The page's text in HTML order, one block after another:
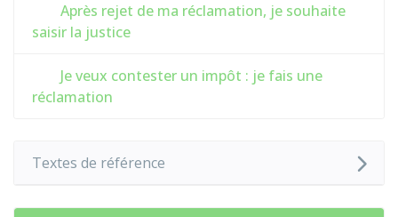
Après rejet de ma réclamation, je souhaite
saisir la justice
Je veux contester un impôt : je fais une
réclamation
Textes de référence